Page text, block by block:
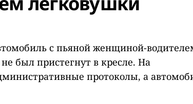
с пьяной женщиной-
был пристегнут в кресле. На
протоколы, а